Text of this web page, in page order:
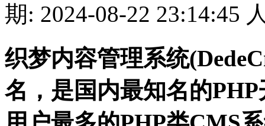
期: 2024-08-22 23:14:45
织梦内容管理系统
名，是国内最知名的